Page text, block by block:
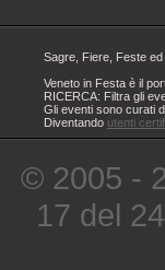
Sagre, Fiere, Feste ed
Veneto in Festa è il
RICERCA: Filtra gli
Gli eventi sono curati
Diventando utenti
© 2005 -
17 del